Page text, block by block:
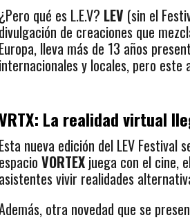
¿Pero qué es L.E.V? LEV (sin el
divulgación de creaciones que
Europa, lleva más de 13 años
internacionales y locales, pero
La realidad virtual
Esta nueva edición del LEV
espacio VORTEX juega con el cine,
asistentes vivir realidades
otra novedad que se